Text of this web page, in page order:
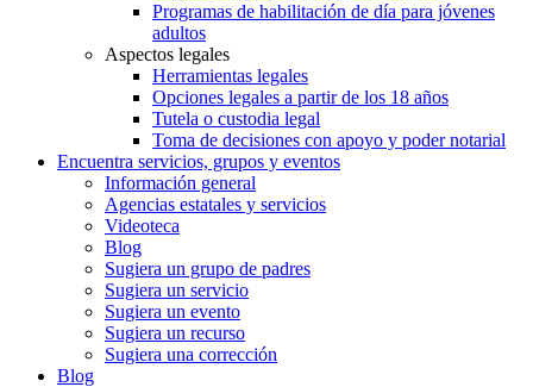
Programas de habilitación de día para jóvenes
adultos
Aspectos legales
Herramientas legales
Opciones legales a partir de los 18 años
Tutela o custodia legal
Toma de decisiones con apoyo y poder notarial
Encuentra servicios, grupos y eventos
Información general
Agencias estatales y servicios
Videoteca
Blog
Sugiera un grupo de padres
Sugiera un servicio
Sugiera un evento
Sugiera un recurso
Sugiera una corrección
Blog